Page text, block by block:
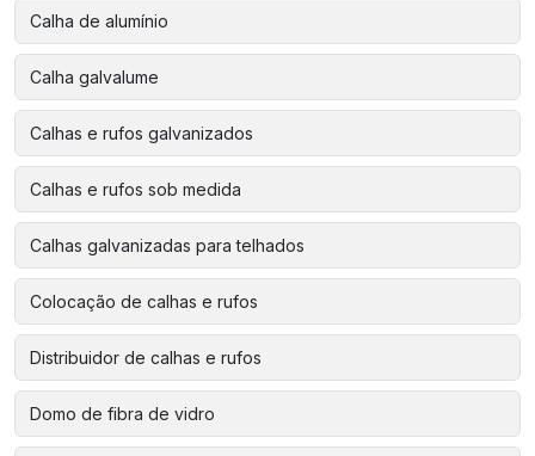
Calha de alumínio
Calha galvalume
Calhas e rufos galvanizados
Calhas e rufos sob medida
Calhas galvanizadas para telhados
Colocação de calhas e rufos
Distribuidor de calhas e rufos
Domo de fibra de vidro